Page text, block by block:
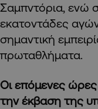
Σαμπντόρια, ενώ
εκατοντάδες
σημαντική
πρωταθλήματα.
Οι επόμενες ώρες
την έκβαση της